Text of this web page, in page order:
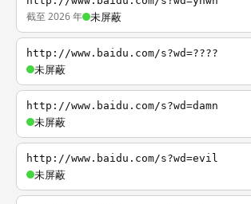
截至 2026 年 未屏蔽
http://www.baidu.com/s?wd=????
未屏蔽
http://www.baidu.com/s?wd=damn
未屏蔽
http://www.baidu.com/s?wd=evil
未屏蔽